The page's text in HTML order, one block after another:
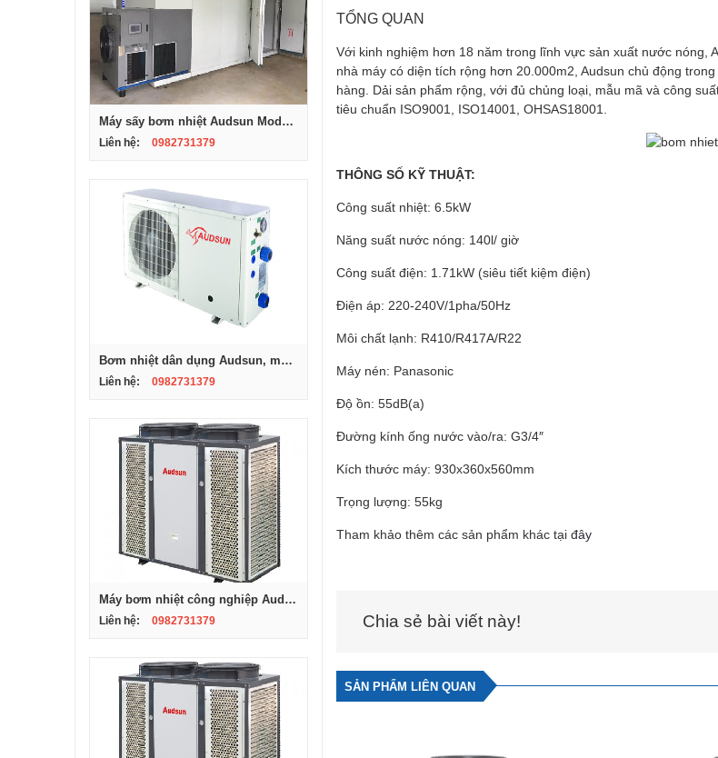
TỔNG QUAN
Với kinh nghiệm hơn 18 năm trong lĩnh vực sản xuất nước nóng,
nhà máy có diện tích rộng hơn 20.000m2, Audsun chủ động
hàng. Dải sản phẩm rộng, với đủ chủng loại, mẫu mã và công
tiêu chuẩn ISO9001, ISO14001, OHSAS18001.
THÔNG SỐ KỸ THUẬT:
Công suất nhiệt: 6.5kW
Năng suất nước nóng: 140l/ giờ
Công suất điện: 1.71kW (siêu tiết kiệm điện)
Điện áp: 220-240V/1pha/50Hz
Môi chất lạnh: R410/R417A/R22
Máy nén: Panasonic
Độ ồn: 55dB(a)
Đường kính ống nước vào/ra: G3/4″
Kích thước máy: 930x360x560mm
Trọng lượng: 55kg
Tham khảo thêm các sản phẩm khác tại đây
Chia sẻ bài viết này!
SẢN PHẨM LIÊN QUAN
Máy sấy bơm nhiệt Audsun Model ARG-02D
Liên hệ: 0982731379
Bơm nhiệt dân dụng Audsun, model KF200-X
Liên hệ: 0982731379
Máy bơm nhiệt công nghiệp Audsun, Model ARG -05S
Liên hệ: 0982731379